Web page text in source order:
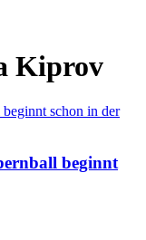
Kiprov
beginnt